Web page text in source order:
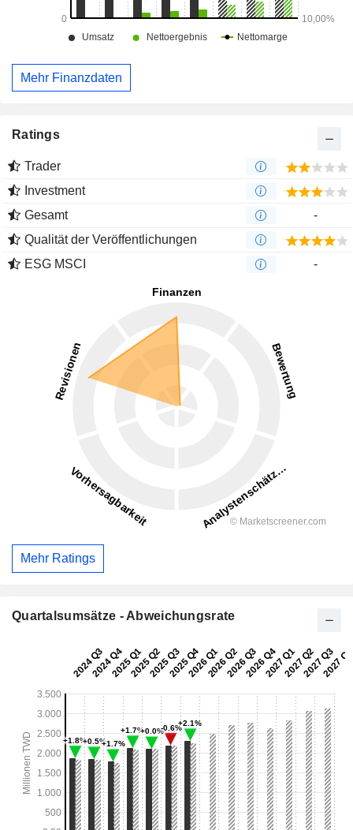
Mehr Finanzdaten
Ratings
Trader
Investment
Gesamt
-
Qualität der Veröffentlichungen
ESG MSCI
-
Mehr Ratings
Quartalsumsätze - Abweichungsrate